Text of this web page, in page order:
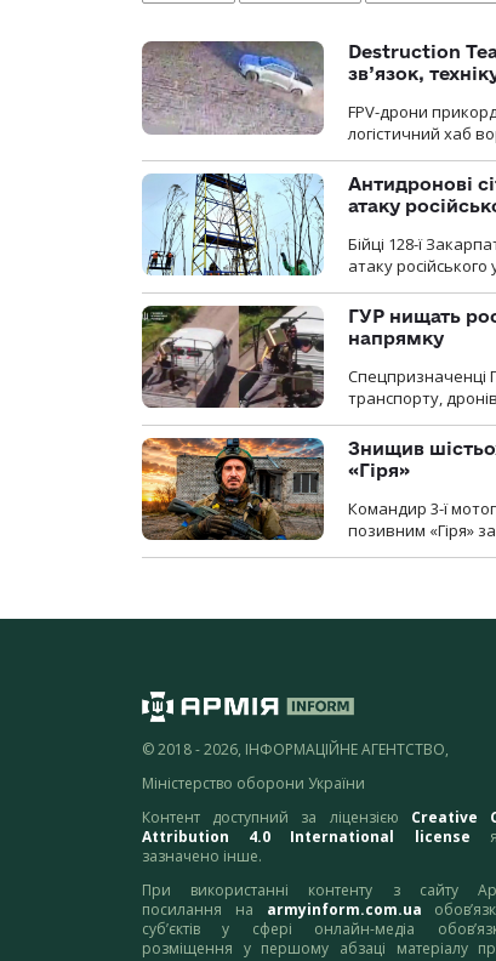
Destruction
зв’язок,
FPV-дрони
логістичний хаб
Антидронові
атаку
Бійці 128-ї
атаку
ГУР нищать
напрямку
Спецпризначенці
транспорту,
Знищив
«Гіря»
Командир 3-ї
позивним «Гіря»
© 2018 - 2026, ІНФОРМАЦІЙНЕ АГЕНТСТВО,
Міністерство оборони України
Контент доступний за ліцензією Creative
Attribution 4.0 International license
зазначено інше.
При використанні контенту з сайту
посилання на armyinform.com.ua
суб’єктів у сфері онлайн-медіа
розміщення у першому абзаці матеріалу